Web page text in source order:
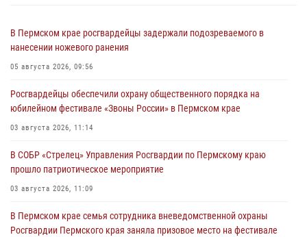
В Пермском крае росгвардейцы задержали подозреваемого в
нанесении ножевого ранения
05 августа 2026, 09:56
Росгвардейцы обеспечили охрану общественного порядка на
юбилейном фестивале «Звоны России» в Пермском крае
03 августа 2026, 11:14
В СОБР «Стрелец» Управления Росгвардии по Пермскому краю
прошло патриотическое мероприятие
03 августа 2026, 11:09
В Пермском крае семья сотрудника вневедомственной охраны
Росгвардии Пермского края заняла призовое место на фестивале